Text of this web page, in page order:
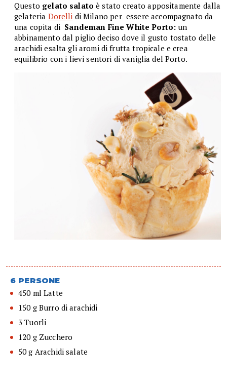
Questo gelato salato è stato creato appositamente dalla
gelateria Dorelli di Milano per essere accompagnato da
una copita di Sandeman Fine White Porto:un
abbinamento dal piglio deciso dove il gusto tostato delle
arachidi esalta gli aromi di frutta tropicale e crea
equilibrio con i lievi sentori di vaniglia del Porto.
6 PERSONE
450 ml Latte
150 g Burro di arachidi
3 Tuorli
120 g Zucchero
50 g Arachidi salate